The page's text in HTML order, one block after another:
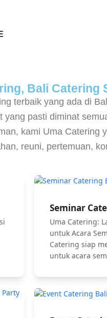
Bali Catering
terbaik yang ada di
pasti diminat
kami Uma
reuni, pertemuan,
Seminar
Uma Catering:
untuk Acara
Catering siap
untuk acara